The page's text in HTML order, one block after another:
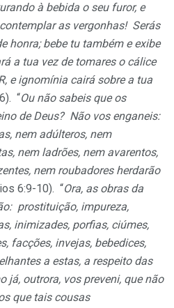
à bebida o seu furor, e
as vergonhas! Serás
honra; bebe tu também e exibe
a tua vez de tomares o cálice
e ignomínia cairá sobre a tua
“Ou não sabeis que os
de Deus? Não vos enganeis:
nem adúlteros, nem
nem ladrões, nem avarentos,
nem roubadores herdarão
6:9-10). “Ora, as obras da
prostituição, impureza,
inimizades, porfias, ciúmes,
facções, invejas, bebedices,
a estas, a respeito das
já, outrora, vos preveni, que não
que tais cousas